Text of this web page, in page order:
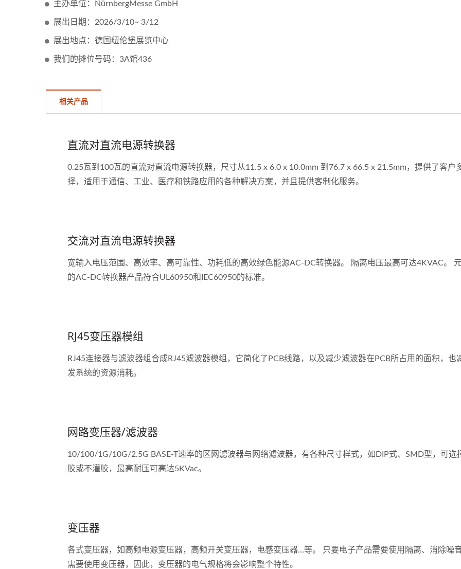
主办单位：NürnbergMesse GmbH
展出日期：2026/3/10~ 3/12
展出地点：德国纽伦堡展览中心
我们的摊位号码：3A馆436
相关产品
直流对直流电源转换器
0.25瓦到100瓦的直流对直流电源转换器，尺寸从11.5 x 6.0 x 10.0mm 到76.7 x 66.5 x 21.5mm，提供了客户
择，适用于通信、工业、医疗和铁路应用的各种解决方案，并且提供客制化服务。
交流对直流电源转换器
宽输入电压范围、高效率、高可靠性、功耗低的高效绿色能源AC-DC转换器。 隔离电压最高可达4KVAC。
的AC-DC转换器产品符合UL60950和IEC60950的标准。
RJ45变压器模组
RJ45连接器与滤波器组合成RJ45滤波器模组，它简化了PCB线路，以及减少滤波器在PCB所占用的面积，也
发系统的资源消耗。
网路变压器/滤波器
10/100/1G/10G/2.5G BASE-T速率的区网滤波器与网络滤波器，有各种尺寸样式，如DIP式、SMD型，可选
胶或不灌胶，最高耐压可高达5KVac。
变压器
各式变压器，如高频电源变压器，高频开关变压器，电感变压器…等。 只要电子产品需要使用隔离、消除噪
需要使用变压器，因此，变压器的电气规格将会影响整个特性。